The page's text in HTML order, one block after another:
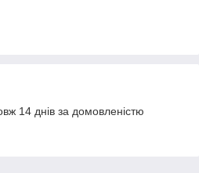
14 днів за домовленістю